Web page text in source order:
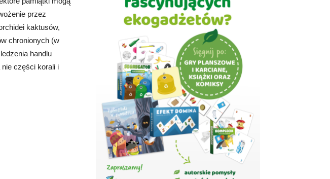
przez
kaktusów,
chronionych (w
handlu
części korali i